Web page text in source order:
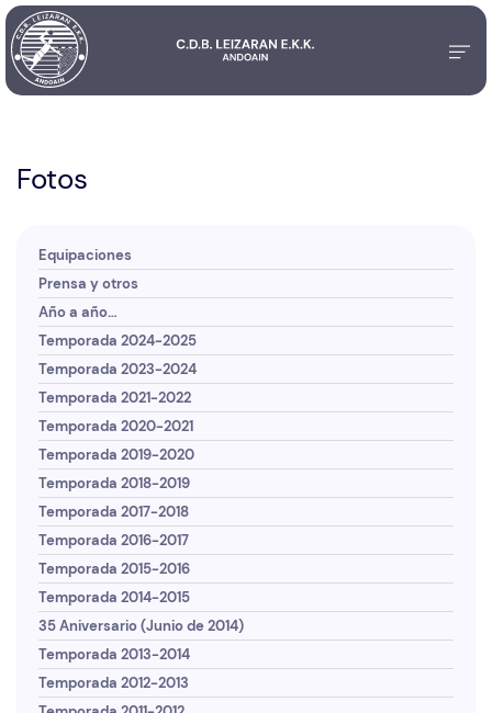
Fotos
Equipaciones
Prensa y otros
Año a año…
Temporada 2024-2025
Temporada 2023-2024
Temporada 2021-2022
Temporada 2020-2021
Temporada 2019-2020
Temporada 2018-2019
Temporada 2017-2018
Temporada 2016-2017
Temporada 2015-2016
Temporada 2014-2015
35 Aniversario (Junio de 2014)
Temporada 2013-2014
Temporada 2012-2013